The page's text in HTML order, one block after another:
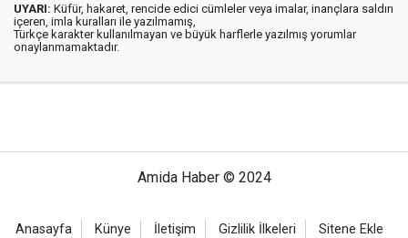
UYARI: Küfür, hakaret, rencide edici cümleler veya imalar, inançlara saldırı
içeren, imla kuralları ile yazılmamış,
Türkçe karakter kullanılmayan ve büyük harflerle yazılmış yorumlar
onaylanmamaktadır.
Amida Haber © 2024
Anasayfa Künye İletişim Gizlilik İlkeleri Sitene Ekle